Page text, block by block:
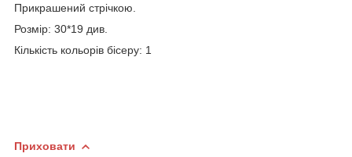
Прикрашений стрічкою.
Розмір: 30*19 див.
Кількість кольорів бісеру: 1
Приховати